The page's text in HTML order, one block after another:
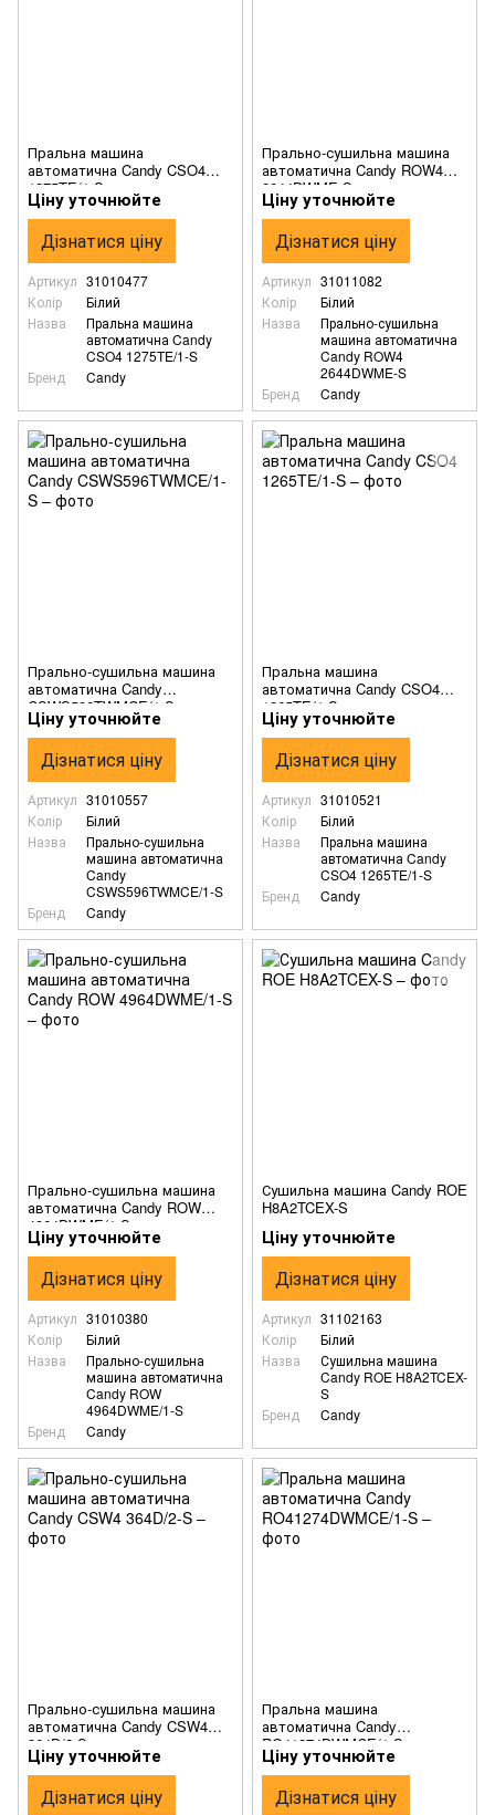
Пральна машина
автоматична Candy CSO4
1275TE/1-S
Ціну уточнюйте
Дізнатися ціну
Артикул 31010477
Колір
Білий
Назва
Пральна машина
автоматична Candy
CSO4 1275TE/1-S
Бренд
Candy
Прально-сушильна машина
автоматична Candy ROW4
2644DWME-S
Ціну уточнюйте
Дізнатися ціну
Артикул 31011082
Колір
Білий
Назва
Прально-сушильна
машина автоматична
Candy ROW4
2644DWME-S
Бренд
Candy
Прально-сушильна машина
автоматична Candy
CSWS596TWMCE/1-S
Ціну уточнюйте
Дізнатися ціну
Артикул 31010557
Колір
Білий
Назва
Прально-сушильна
машина автоматична
Candy
CSWS596TWMCE/1-S
Бренд
Candy
Пральна машина
автоматична Candy CSO4
1265TE/1-S
Ціну уточнюйте
Дізнатися ціну
Артикул 31010521
Колір
Білий
Назва
Пральна машина
автоматична Candy
CSO4 1265TE/1-S
Бренд
Candy
Прально-сушильна машина
автоматична Candy ROW
4964DWME/1-S
Ціну уточнюйте
Дізнатися ціну
Артикул 31010380
Колір
Білий
Назва
Прально-сушильна
машина автоматична
Candy ROW
4964DWME/1-S
Бренд
Candy
Сушильна машина Candy ROE
H8A2TCEX-S
Ціну уточнюйте
Дізнатися ціну
Артикул 31102163
Колір
Білий
Назва
Сушильна машина
Candy ROE H8A2TCEX-
S
Бренд
Candy
Прально-сушильна машина
автоматична Candy CSW4
364D/2-S
Ціну уточнюйте
Дізнатися ціну
Пральна машина
автоматична Candy
RO41274DWMCE/1-S
Ціну уточнюйте
Дізнатися ціну